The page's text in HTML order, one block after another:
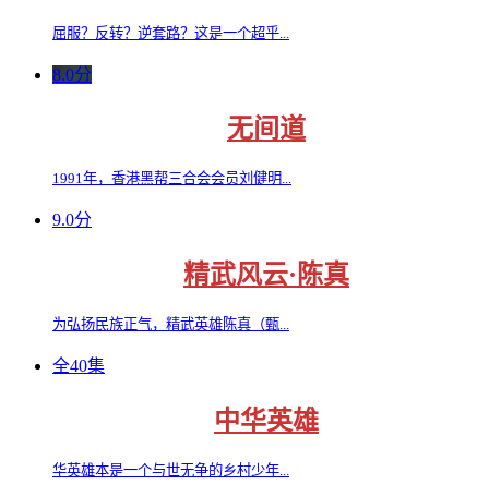
屈服？反转？逆套路？这是一个超乎...
8.0分
无间道
1991年，香港黑帮三合会会员刘健明...
9.0分
精武风云·陈真
为弘扬民族正气，精武英雄陈真（甄...
全40集
中华英雄
华英雄本是一个与世无争的乡村少年...